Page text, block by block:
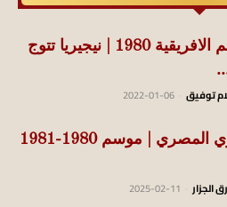
النسخة الـ12 | كأس الأمم الافريقية 1980 | نيجيريا تتوج
توفيق 2022-01-06
سجل الثنائيات في الدوري المصري | موسم 1980-1981
الجزار 2025-02-11